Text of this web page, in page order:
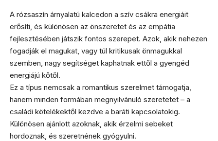
A rózsaszín árnyalatú kalcedon a szív csákra energiáit
erősíti, és különösen az önszeretet és az empátia
fejlesztésében játszik fontos szerepet. Azok, akik nehezen
fogadják el magukat, vagy túl kritikusak önmagukkal
szemben, nagy segítséget kaphatnak ettől a gyengéd
energiájú kőtől.
Ez a típus nemcsak a romantikus szerelmet támogatja,
hanem minden formában megnyilvánuló szeretetet – a
családi kötelékektől kezdve a baráti kapcsolatokig.
Különösen ajánlott azoknak, akik érzelmi sebeket
hordoznak, és szeretnének gyógyulni.